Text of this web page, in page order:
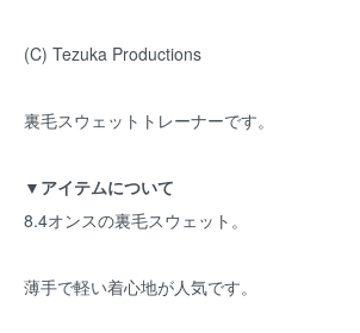
(C) Tezuka Productions
裏毛スウェットトレーナーです。
▼アイテムについて
8.4オンスの裏毛スウェット。
薄手で軽い着心地が人気です。